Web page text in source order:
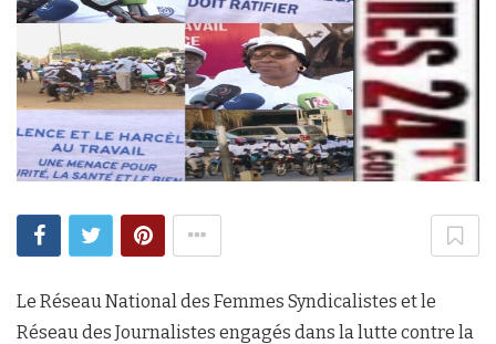
Le Réseau National des Femmes Syndicalistes et le
Réseau des Journalistes engagés dans la lutte contre la